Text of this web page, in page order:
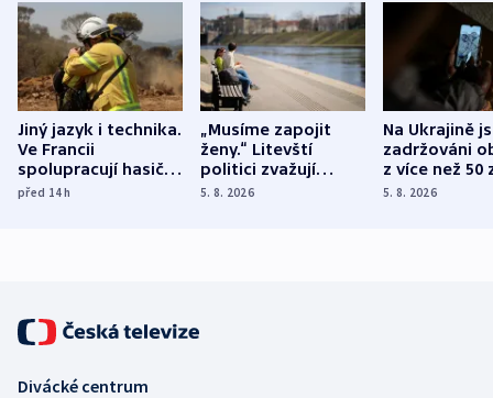
Jiný jazyk i technika.
Ve Francii
spolupracují hasiči z
různých zemí
před 14h
„Musíme zapojit
ženy.“ Litevští
politici zvažují
dohodu o
5. 8. 2026
Na Ukrajině
zadržováni
z více než 50
Bojovali na
5. 8. 2026
Divácké centrum